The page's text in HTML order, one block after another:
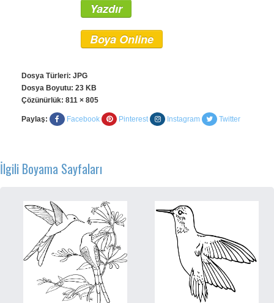
Yazdır
Boya Online
Dosya Türleri: JPG
Dosya Boyutu: 23 KB
Çözünürlük: 811 × 805
Paylaş: Facebook Pinterest Instagram Twitter
İlgili Boyama Sayfaları